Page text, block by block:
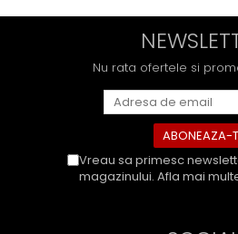
Nu rata ofertele si
Vreau sa primesc
magazinului. Afla mai